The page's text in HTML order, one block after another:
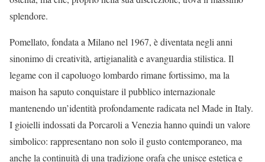
splendore.
Pomellato, fondata a Milano nel 1967, è diventata negli anni
sinonimo di creatività, artigianalità e avanguardia stilistica. Il
legame con il capoluogo lombardo rimane fortissimo, ma la
maison ha saputo conquistare il pubblico internazionale
mantenendo un’identità profondamente radicata nel Made in Italy.
I gioielli indossati da Porcaroli a Venezia hanno quindi un valore
simbolico: rappresentano non solo il gusto contemporaneo, ma
anche la continuità di una tradizione orafa che unisce estetica e